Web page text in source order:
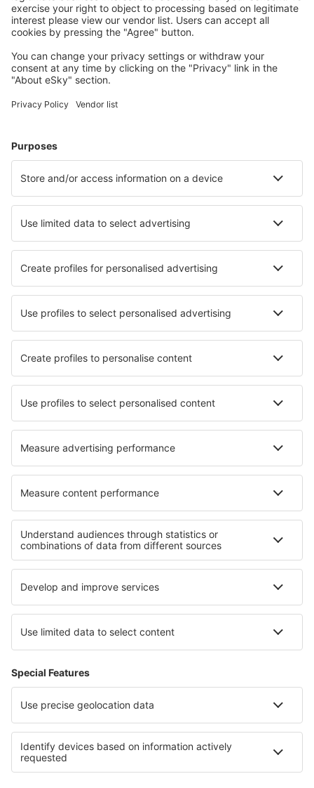
Planeie a sua viagem
Voos baratos
Alojamentos
Voo+Hotel
Hotéis
Transferência
Atrações
Eventos desportivos
Saiba mais
Aplicação de telemóvel
Linhas aéreas
Ryanair
TAP Portugal
easyJet
Azores Airlines
Transavia
Sobre a eSky
Termos e condições
Minhas reservas
Política de Privacidade
Assistência e contacto
Países
Sites internacionais
eSky.eu eSky.com eDestinos.com